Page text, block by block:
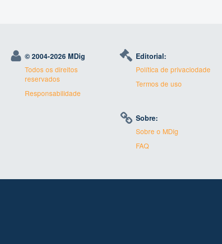
© 2004-2026 MDig
Todos os direitos
reservados
Responsabilidade
Editorial:
Política de privaciodade
Termos de uso
Sobre:
Sobre o MDig
FAQ